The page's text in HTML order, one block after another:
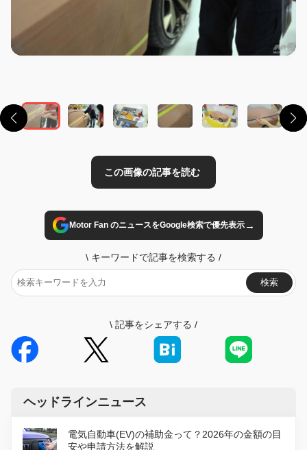
Motor Fan のニュースをGoogle検索で優先表示→
\ キーワードで記事を検索する /
検索
\ 記事をシェアする /
ヘッドラインニュース
電気自動車(EV)の補助金って？2026年の金額の目
安や申請方法を解説